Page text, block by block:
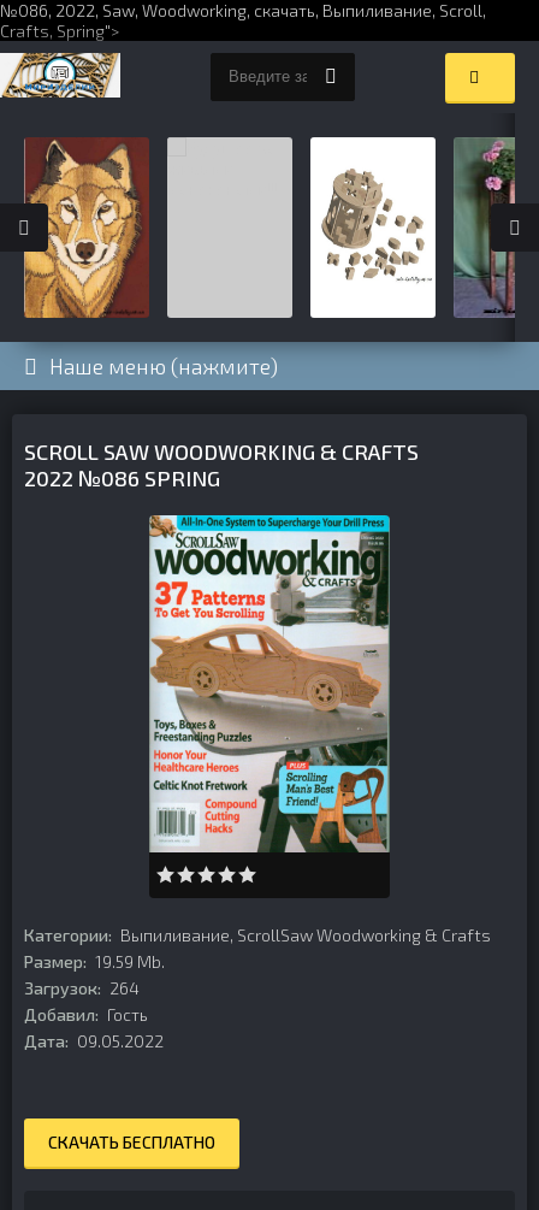
№086, 2022, Saw, Woodworking, скачать, Выпиливание, Scroll,
Crafts, Spring">
Наше меню (нажмите)
SCROLL SAW WOODWORKING & CRAFTS
2022 №086 SPRING
Категории: Выпиливание, ScrollSaw Woodworking & Crafts
Размер: 19.59 Mb.
Загрузок: 264
Добавил: Гость
Дата: 09.05.2022
СКАЧАТЬ БЕСПЛАТНО